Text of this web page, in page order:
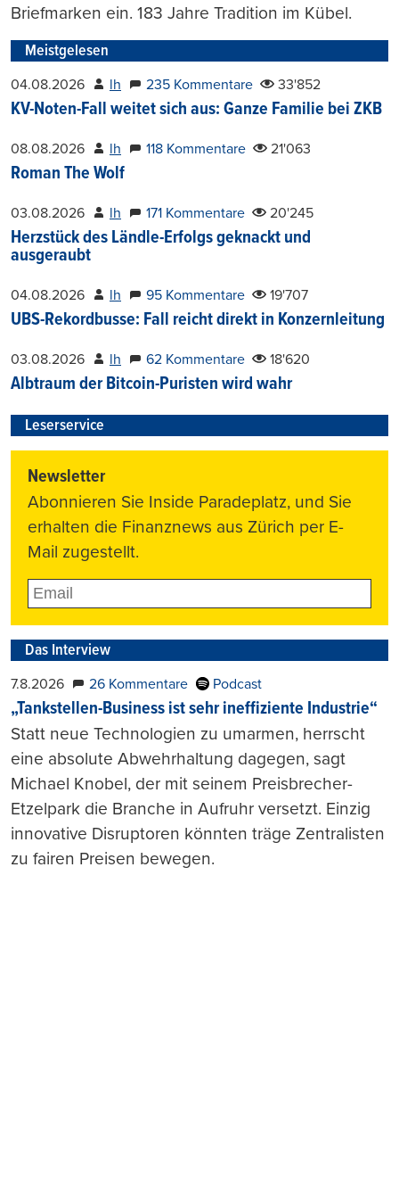
Briefmarken ein. 183 Jahre Tradition im Kübel.
Meistgelesen
04.08.2026 lh 235 Kommentare 33'852
KV-Noten-Fall weitet sich aus: Ganze Familie bei ZKB
08.08.2026 lh 118 Kommentare 21'063
Roman The Wolf
03.08.2026 lh 171 Kommentare 20'245
Herzstück des Ländle-Erfolgs geknackt und
ausgeraubt
04.08.2026 lh 95 Kommentare 19'707
UBS-Rekordbusse: Fall reicht direkt in Konzernleitung
03.08.2026 lh 62 Kommentare 18'620
Albtraum der Bitcoin-Puristen wird wahr
Leserservice
Newsletter
Abonnieren Sie Inside Paradeplatz, und Sie
erhalten die Finanznews aus Zürich per E-
Mail zugestellt.
Das Interview
7.8.2026 26 Kommentare Podcast
„Tankstellen-Business ist sehr ineffiziente Industrie“
Statt neue Technologien zu umarmen, herrscht
eine absolute Abwehrhaltung dagegen, sagt
Michael Knobel, der mit seinem Preisbrecher-
Etzelpark die Branche in Aufruhr versetzt. Einzig
innovative Disruptoren könnten träge Zentralisten
zu fairen Preisen bewegen.